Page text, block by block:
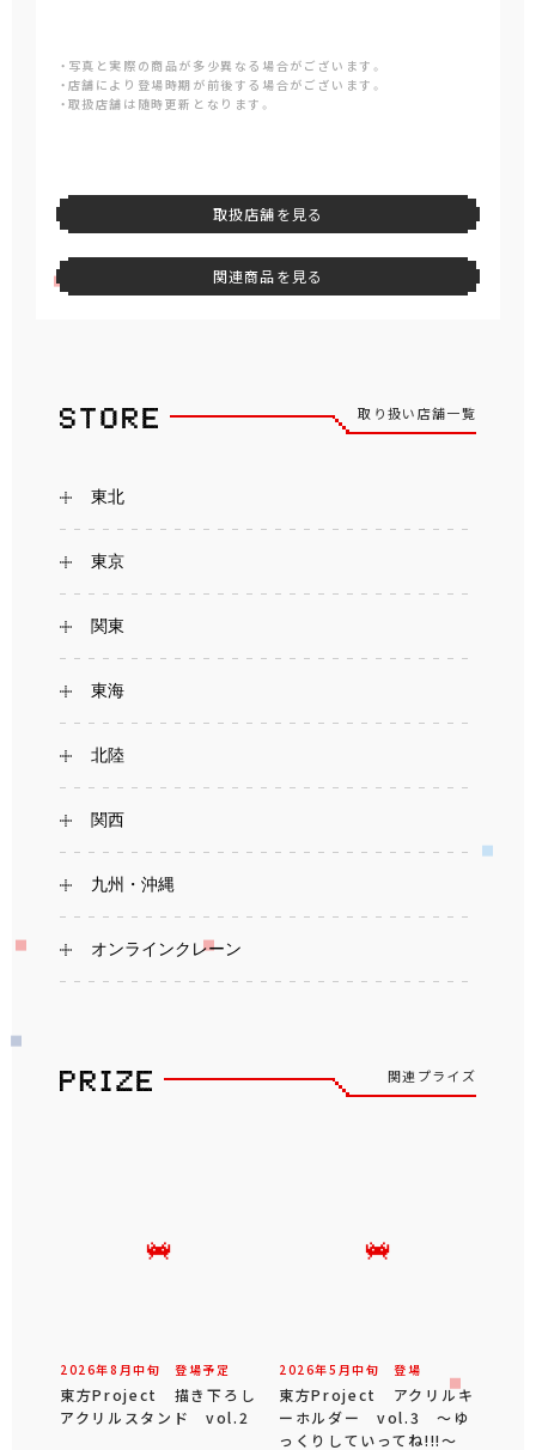
・写真と実際の商品が多少異なる場合がございます。
・店舗により登場時期が前後する場合がございます。
・取扱店舗は随時更新となります。
取扱店舗を見る
関連商品を見る
取り扱い店舗一覧
東北
東京
関東
東海
北陸
関西
九州・沖縄
オンラインクレーン
関連プライズ
2026年8 月中旬 登場予定
東方Project 描き下ろし
アクリルスタンド vol.2
2026年5 月中旬 登場
東方Project アクリルキ
ーホルダー vol.3 ～ゆ
っくりしていってね!!!～